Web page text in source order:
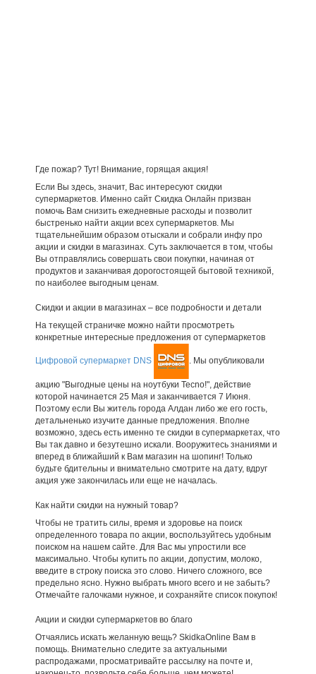
Где пожар? Тут! Внимание, горящая акция!
Если Вы здесь, значит, Вас интересуют скидки
супермаркетов. Именно сайт Скидка Онлайн призван
помочь Вам снизить ежедневные расходы и позволит
быстренько найти акции всех супермаркетов. Мы
тщательнейшим образом отыскали и собрали инфу про
акции и скидки в магазинах. Суть заключается в том, чтобы
Вы отправлялись совершать свои покупки, начиная от
продуктов и заканчивая дорогостоящей бытовой техникой,
по наиболее выгодным ценам.
Скидки и акции в магазинах – все подробности и детали
На текущей страничке можно найти просмотреть
конкретные интересные предложения от супермаркетов
Цифровой супермаркет DNS . Мы опубликовали
акцию "Выгодные цены на ноутбуки Tecno!", действие
которой начинается 25 Мая и заканчивается 7 Июня.
Поэтому если Вы житель города Алдан либо же его гость,
детальненько изучите данные предложения. Вполне
возможно, здесь есть именно те скидки в супермаркетах, что
Вы так давно и безутешно искали. Вооружитесь знаниями и
вперед в ближайший к Вам магазин на шопинг! Только
будьте бдительны и внимательно смотрите на дату, вдруг
акция уже закончилась или еще не началась.
Как найти скидки на нужный товар?
Чтобы не тратить силы, время и здоровье на поиск
определенного товара по акции, воспользуйтесь удобным
поиском на нашем сайте. Для Вас мы упростили все
максимально. Чтобы купить по акции, допустим, молоко,
введите в строку поиска это слово. Ничего сложного, все
предельно ясно. Нужно выбрать много всего и не забыть?
Отмечайте галочками нужное, и сохраняйте список покупок!
Акции и скидки супермаркетов во благо
Отчаялись искать желанную вещь? SkidkaOnline Вам в
помощь. Внимательно следите за актуальными
распродажами, просматривайте рассылку на почте и,